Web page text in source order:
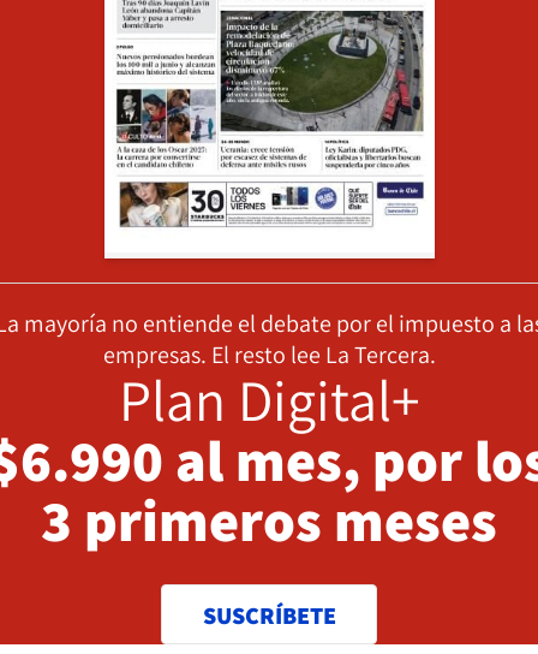
mayoría no entiende el debate por el impuesto a
empresas. El resto lee La Tercera.
Plan Digital+
al mes, por
3 primeros meses
SUSCRÍBETE